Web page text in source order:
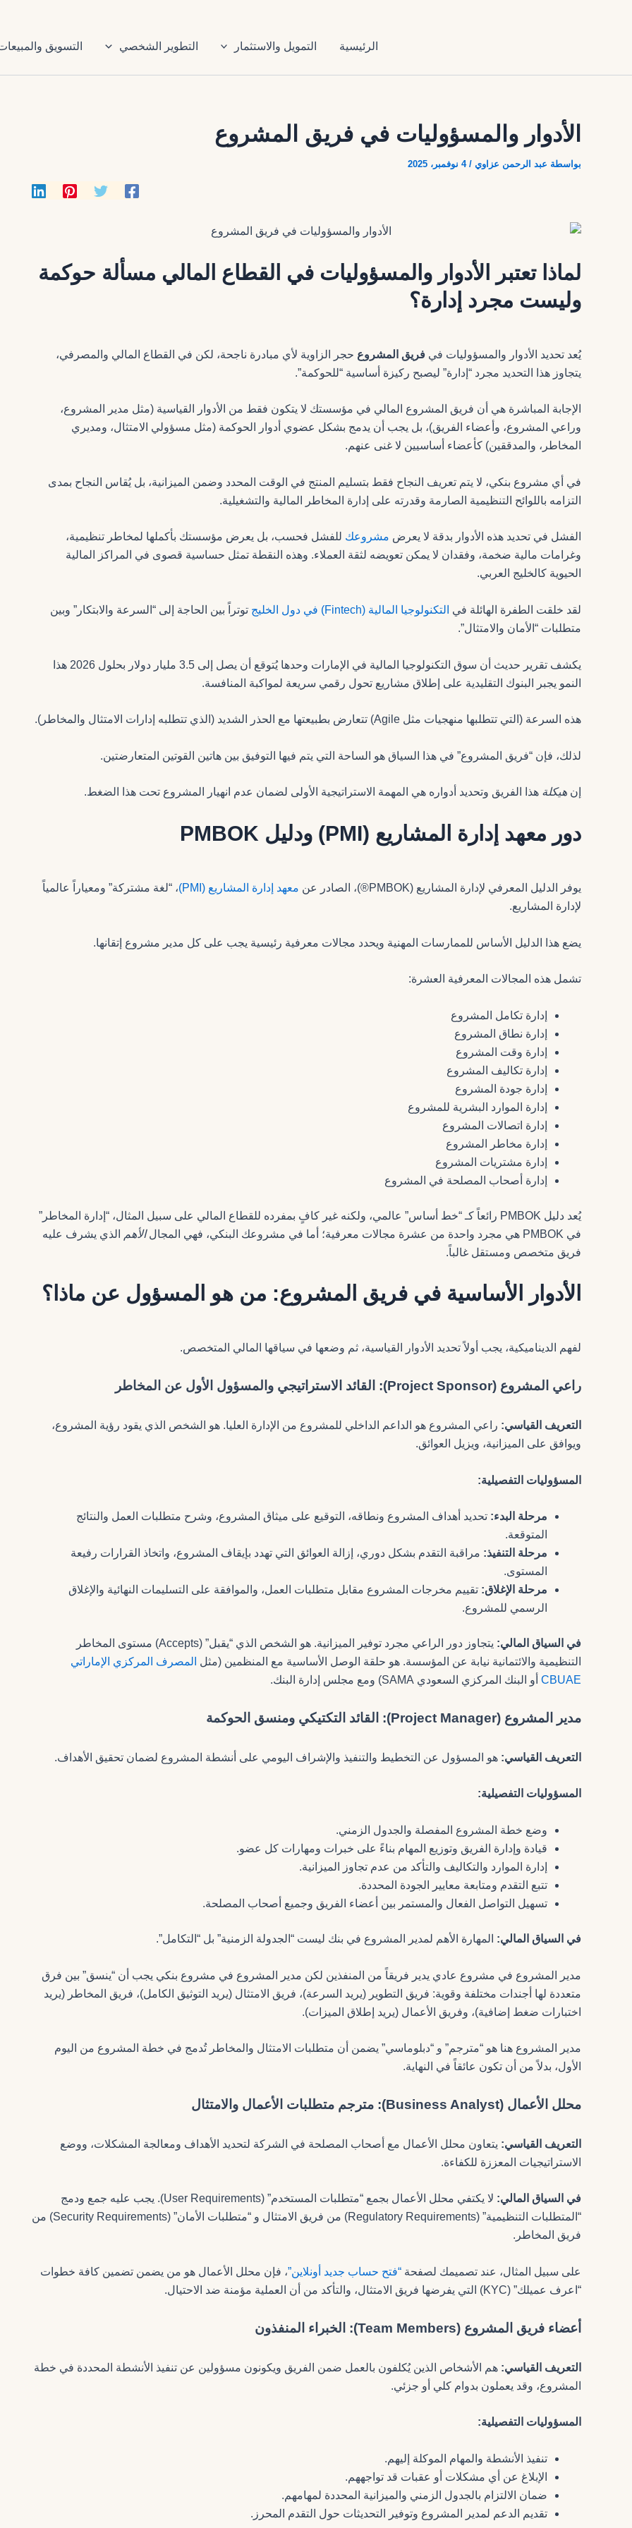
الرئيسية التمويل والاستثمار التطوير الشخصي التسويق
الأدوار والمسؤوليات في فريق المشروع
بواسطة عبد الرحمن عزاوي /4 نوفمبر، 2025
لماذا تعتبر الأدوار والمسؤوليات في القطاع المالي مسألة حوكمة
وليست مجرد إدارة؟
يُعد تحديد الأدوار والمسؤوليات في فريق المشروع حجر الزاوية لأي مبادرة ناجحة، لكن في القطاع المالي والمصرفي،
يتجاوز هذا التحديد مجرد “إدارة” ليصبح ركيزة أساسية “للحوكمة”.
الإجابة المباشرة هي أن فريق المشروع المالي في مؤسستك لا يتكون فقط من الأدوار القياسية (مثل مدير المشروع،
وراعي المشروع، وأعضاء الفريق)، بل يجب أن يدمج بشكل عضوي أدوار الحوكمة (مثل مسؤولي الامتثال، ومديري
المخاطر، والمدققين) كأعضاء أساسيين لا غنى عنهم.
في أي مشروع بنكي، لا يتم تعريف النجاح فقط بتسليم المنتج في الوقت المحدد وضمن الميزانية، بل يُقاس النجاح بمدى
التزامه باللوائح التنظيمية الصارمة وقدرته على إدارة المخاطر المالية والتشغيلية.
الفشل في تحديد هذه الأدوار بدقة لا يعرض مشروعك للفشل فحسب، بل يعرض مؤسستك بأكملها لمخاطر تنظيمية،
وغرامات مالية ضخمة، وفقدان لا يمكن تعويضه لثقة العملاء. وهذه النقطة تمثل حساسية قصوى في المراكز المالية
الحيوية كالخليج العربي.
لقد خلقت الطفرة الهائلة في التكنولوجيا المالية (Fintech) في دول الخليج
توتراً بين الحاجة إلى “السرعة والابتكار” وبين
متطلبات “الأمان والامتثال”.
يكشف تقرير حديث أن سوق التكنولوجيا المالية في الإمارات وحدها يُتوقع أن يصل إلى 3.5 مليار دولار بحلول 2026 هذا
النمو يجبر البنوك التقليدية على إطلاق مشاريع تحول رقمي سريعة لمواكبة المنافسة.
هذه السرعة (التي تتطلبها منهجيات مثل Agile) تتعارض بطبيعتها مع الحذر الشديد (الذي تتطلبه إدارات الامتثال والمخاطر).
لذلك، فإن “فريق المشروع” في هذا السياق هو الساحة التي يتم فيها التوفيق بين هاتين القوتين المتعارضتين.
إن هيكلة هذا الفريق وتحديد أدواره هي المهمة الاستراتيجية الأولى لضمان عدم انهيار المشروع تحت هذا الضغط.
دور معهد إدارة المشاريع (PMI) ودليل PMBOK
يوفر الدليل المعرفي لإدارة المشاريع (PMBOK®)، الصادر عن معهد إدارة المشاريع (PMI)
، “لغة مشتركة” ومعياراً عالمياً
لإدارة المشاريع.
يضع هذا الدليل الأساس للممارسات المهنية ويحدد مجالات معرفية رئيسية يجب على كل مدير مشروع إتقانها.
تشمل هذه المجالات المعرفية العشرة:
إدارة تكامل المشروع
إدارة نطاق المشروع
إدارة وقت المشروع
إدارة تكاليف المشروع
إدارة جودة المشروع
إدارة الموارد البشرية للمشروع
إدارة اتصالات المشروع
إدارة مخاطر المشروع
إدارة مشتريات المشروع
إدارة أصحاب المصلحة في المشروع
يُعد دليل PMBOK رائعاً كـ “خط أساس” عالمي، ولكنه غير كافٍ بمفرده للقطاع المالي على سبيل المثال، “إدارة المخاطر”
في PMBOK هي مجرد واحدة من عشرة مجالات معرفية؛ أما في مشروعك البنكي، فهي المجال
الأهم
الذي يشرف عليه
فريق متخصص ومستقل غالباً.
الأدوار الأساسية في فريق المشروع: من هو المسؤول عن ماذا؟
لفهم الديناميكية، يجب أولاً تحديد الأدوار القياسية، ثم وضعها في سياقها المالي المتخصص.
راعي المشروع (Project Sponsor): القائد الاستراتيجي والمسؤول الأول عن المخاطر
التعريف القياسي: راعي المشروع هو الداعم الداخلي للمشروع من الإدارة العليا. هو الشخص الذي يقود رؤية المشروع،
ويوافق على الميزانية، ويزيل العوائق.
المسؤوليات التفصيلية:
مرحلة البدء: تحديد أهداف المشروع ونطاقه، التوقيع على ميثاق المشروع، وشرح متطلبات العمل والنتائج
المتوقعة.
مرحلة التنفيذ: مراقبة التقدم بشكل دوري، إزالة العوائق التي تهدد بإيقاف المشروع، واتخاذ القرارات رفيعة
المستوى.
مرحلة الإغلاق: تقييم مخرجات المشروع مقابل متطلبات العمل، والموافقة على التسليمات النهائية والإغلاق
الرسمي للمشروع.
في السياق المالي:
يتجاوز دور الراعي مجرد توفير الميزانية. هو الشخص الذي “يقبل” (Accepts) مستوى المخاطر
التنظيمية والائتمانية نيابة عن المؤسسة. هو حلقة الوصل الأساسية مع المنظمين (مثل المصرف المركزي الإماراتي
CBUAE أو البنك المركزي السعودي SAMA) ومع مجلس إدارة البنك.
مدير المشروع (Project Manager): القائد التكتيكي ومنسق الحوكمة
التعريف القياسي: هو المسؤول عن التخطيط والتنفيذ والإشراف اليومي على أنشطة المشروع لضمان تحقيق الأهداف.
المسؤوليات التفصيلية:
وضع خطة المشروع المفصلة والجدول الزمني.
قيادة وإدارة الفريق وتوزيع المهام بناءً على خبرات ومهارات كل عضو.
إدارة الموارد والتكاليف والتأكد من عدم تجاوز الميزانية.
تتبع التقدم ومتابعة معايير الجودة المحددة.
تسهيل التواصل الفعال والمستمر بين أعضاء الفريق وجميع أصحاب المصلحة.
في السياق المالي: المهارة الأهم لمدير المشروع في بنك ليست “الجدولة الزمنية” بل “التكامل”.
مدير المشروع في مشروع عادي يدير فريقاً من المنفذين لكن مدير المشروع في مشروع بنكي يجب أن “ينسق” بين فرق
متعددة لها أجندات مختلفة وقوية: فريق التطوير (يريد السرعة)، فريق الامتثال (يريد التوثيق الكامل)، فريق المخاطر (يريد
اختبارات ضغط إضافية)، وفريق الأعمال (يريد إطلاق الميزات).
مدير المشروع هنا هو “مترجم” و “دبلوماسي” يضمن أن متطلبات الامتثال والمخاطر تُدمج في خطة المشروع من اليوم
الأول، بدلاً من أن تكون عائقاً في النهاية.
محلل الأعمال (Business Analyst): مترجم متطلبات الأعمال والامتثال
التعريف القياسي: يتعاون محلل الأعمال مع أصحاب المصلحة في الشركة لتحديد الأهداف ومعالجة المشكلات، ووضع
الاستراتيجيات المعززة للكفاءة.
في السياق المالي:
لا يكتفي محلل الأعمال بجمع “متطلبات المستخدم” (User Requirements). يجب عليه جمع ودمج
“المتطلبات التنظيمية” (Regulatory Requirements) من فريق الامتثال و “متطلبات الأمان” (Security Requirements) من
فريق المخاطر.
على سبيل المثال، عند تصميمك لصفحة “فتح حساب جديد أونلاين”، فإن محلل الأعمال هو من يضمن تضمين كافة خطوات
“اعرف عميلك” (KYC) التي يفرضها فريق الامتثال، والتأكد من أن العملية مؤمنة ضد الاحتيال.
أعضاء فريق المشروع (Team Members): الخبراء المنفذون
التعريف القياسي: هم الأشخاص الذين يُكلفون بالعمل ضمن الفريق ويكونون مسؤولين عن تنفيذ الأنشطة المحددة في خطة
المشروع، وقد يعملون بدوام كلي أو جزئي.
المسؤوليات التفصيلية:
تنفيذ الأنشطة والمهام الموكلة إليهم.
الإبلاغ عن أي مشكلات أو عقبات قد تواجههم.
ضمان الالتزام بالجدول الزمني والميزانية المحددة لمهامهم.
تقديم الدعم لمدير المشروع وتوفير التحديثات حول التقدم المحرز.